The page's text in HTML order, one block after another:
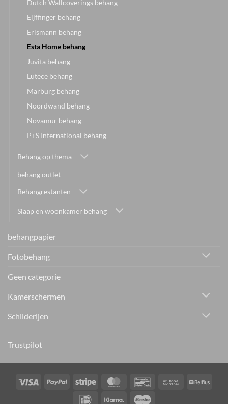
Dutch Wallcoverings behang
Eijffinger behang
Erismann behang
Esta Home behang
Juvita behang
Lutece behang
Marburg behang
Noordwand behang
Novamur behang
P+S International behang
Behang op thema
behang outlet
Behangrestanten
Slaap en woonkamer behang
behangpapier
Fotobehang
Geen categorie
Kamerschermen
Schilderijen
Trustpilot
Visa PayPal Stripe MasterCardBancontactBank
IDeal Klarna